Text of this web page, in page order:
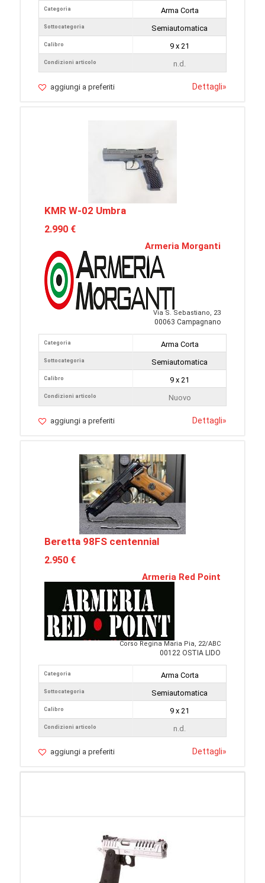
Categoria
Sottocategoria
Calibro
Condizioni articolo
Arma Corta
Semiautomatica
9 x 21
n.d.
aggiungi a preferiti Dettagli»
KMR W-02 Umbra
2.990 €
Armeria Morganti
Via S. Sebastiano, 23
00063 Campagnano
Categoria
Sottocategoria
Calibro
Condizioni articolo
Arma Corta
Semiautomatica
9 x 21
Nuovo
aggiungi a preferiti Dettagli»
Beretta 98FS centennial
2.950 €
Armeria Red Point
Corso Regina Maria Pia, 22/ABC
00122 OSTIA LIDO
Categoria
Sottocategoria
Calibro
Condizioni articolo
Arma Corta
Semiautomatica
9 x 21
n.d.
aggiungi a preferiti Dettagli»